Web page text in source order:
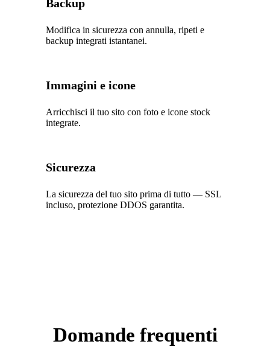
Backup
Modifica in sicurezza con annulla, ripeti e
backup integrati istantanei.
Immagini e icone
Arricchisci il tuo sito con foto e icone stock
integrate.
Sicurezza
La sicurezza del tuo sito prima di tutto — SSL
incluso, protezione DDOS garantita.
Domande frequenti